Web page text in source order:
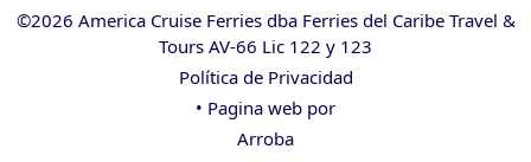
©2026 America Cruise Ferries dba Ferries del Caribe Travel &
Tours AV-66 Lic 122 y 123
Política de Privacidad
• Pagina web por
Arroba